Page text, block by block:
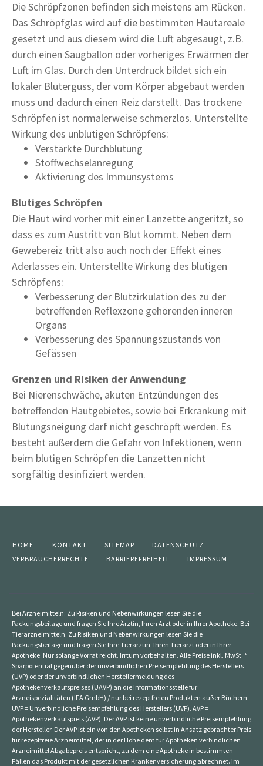
Die Schröpfzonen befinden sich meistens am Rücken.
Das Schröpfglas wird auf die bestimmten Hautareale
gesetzt und aus diesem wird die Luft abgesaugt, z.B.
durch einen Saugballon oder vorheriges Erwärmen der
Luft im Glas. Durch den Unterdruck bildet sich ein
lokaler Bluterguss, der vom Körper abgebaut werden
muss und dadurch einen Reiz darstellt. Das trockene
Schröpfen ist normalerweise schmerzlos. Unterstellte
Wirkung des unblutigen Schröpfens:
Verstärkte Durchblutung
Stoffwechselanregung
Aktivierung des Immunsystems
Blutiges Schröpfen
Die Haut wird vorher mit einer Lanzette angeritzt, so
dass es zum Austritt von Blut kommt. Neben dem
Gewebereiz tritt also auch noch der Effekt eines
Aderlasses ein. Unterstellte Wirkung des blutigen
Schröpfens:
Verbesserung der Blutzirkulation des zu der
betreffenden Reflexzone gehörenden inneren
Organs
Verbesserung des Spannungszustands von
Gefässen
Grenzen und Risiken der Anwendung
Bei Nierenschwäche, akuten Entzündungen des
betreffenden Hautgebietes, sowie bei Erkrankung mit
Blutungsneigung darf nicht geschröpft werden. Es
besteht außerdem die Gefahr von Infektionen, wenn
beim blutigen Schröpfen die Lanzetten nicht
sorgfältig desinfiziert werden.
HOME KONTAKT SITEMAP
DATENSCHUTZ
VERBRAUCHERRECHTE
BARRIEREFREIHEIT IMPRESSUM
Bei Arzneimitteln: Zu Risiken und Nebenwirkungen lesen Sie die
Packungsbeilage und fragen Sie Ihre Ärztin, Ihren Arzt oder in Ihrer Apotheke. Bei
Tierarzneimitteln: Zu Risiken und Nebenwirkungen lesen Sie die
Packungsbeilage und fragen Sie Ihre Tierärztin, Ihren Tierarzt oder in Ihrer
Apotheke. Nur solange Vorrat reicht. Irrtum vorbehalten. Alle Preise inkl. MwSt. *
Sparpotential gegenüber der unverbindlichen Preisempfehlung des Herstellers
(UVP) oder der unverbindlichen Herstellermeldung des
Apothekenverkaufspreises (UAVP) an die Informationsstelle für
Arzneispezialitäten (IFA GmbH) / nur bei rezeptfreien Produkten außer Büchern.
UVP = Unverbindliche Preisempfehlung des Herstellers (UVP). AVP =
Apothekenverkaufspreis (AVP). Der AVP ist keine unverbindliche Preisempfehlung
der Hersteller. Der AVP ist ein von den Apotheken selbst in Ansatz gebrachter Preis
für rezeptfreie Arzneimittel, der in der Höhe dem für Apotheken verbindlichen
Arzneimittel Abgabepreis entspricht, zu dem eine Apotheke in bestimmten
Fällen das Produkt mit der gesetzlichen Krankenversicherung abrechnet. Im